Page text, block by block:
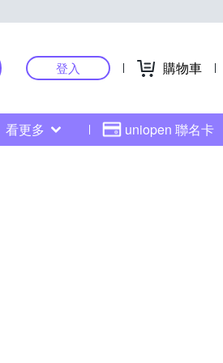
登入 購物車
看更多 uniopen 聯名卡